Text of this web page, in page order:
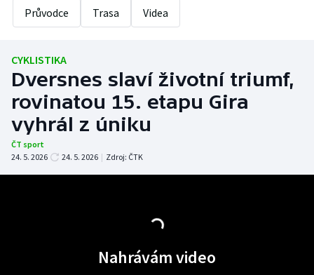
Tenis
Cyklistika
DALŠÍ SPORTY
Americký fotbal
NEPŘEHLÉDNĚTE
Aplikace ČT sport
Průvodce Trasa Videa
CYKLISTIKA
Dversnes slaví životní triumf,
rovinatou 15. etapu Gira
vyhrál z úniku
ČT sport
24. 5. 2026
24. 5. 2026 | Zdroj: ČTK
Nahrávám video